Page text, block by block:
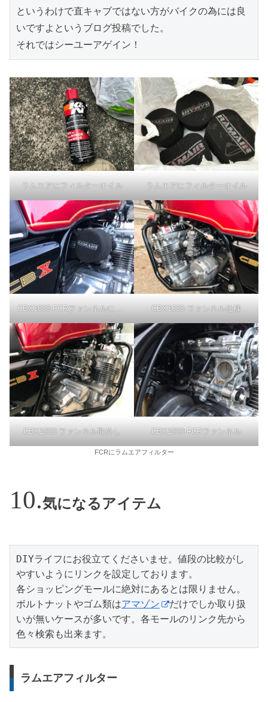
というわけで直キャブではない方がバイクの為には良
いですよというブログ投稿でした。
それではシーユーアゲイン！
ラムエアにフィルターオイル ラムエアにフィルターオイル
CBX1000-FCRファンネルにラムエア CBX1000-ファンネル仕様
CBX1000-ファンネル取外し CBX1000-FCRファンネル
FCRにラムエアフィルター
気になるアイテム
DIYライフにお役立てくださいませ。値段の比較がし
やすいようにリンクを設定しております。
各ショッピングモールに絶対にあるとは限りません。
ボルトナットやゴム類はアマゾン
だけでしか取り扱
いが無いケースが多いです。各モールのリンク先から
色々検索も出来ます。
ラムエアフィルター